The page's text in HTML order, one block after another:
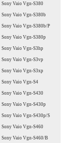
Sony Vaio Vgn-S380
Sony Vaio Vgn-S380b
Sony Vaio Vgn-S380b/P
Sony Vaio Vgn-S380p
Sony Vaio Vgn-S3hp
Sony Vaio Vgn-S3vp
Sony Vaio Vgn-S3xp
Sony Vaio Vgn-S4
Sony Vaio Vgn-S430
Sony Vaio Vgn-S430p
Sony Vaio Vgn-S430p/S
Sony Vaio Vgn-S460
Sony Vaio Vgn-S460/B